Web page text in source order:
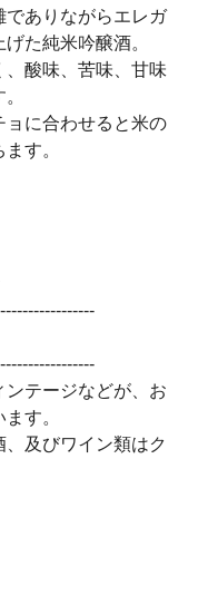
でありながらエレガ
た純米吟醸酒。
酸味、苦味、甘味
ョに合わせると米の
す。
テージなどが、お
す。
及びワイン類はク